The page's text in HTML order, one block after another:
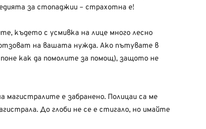
за стопаджии – страхотна е!
където с усмивка на лице много лесно
на вашата нужда. Ако пътувате в
как да помолите за помощ), защото не
магистралите е забранено. Полицаи са ме
До глоби не се е стигало, но имайте